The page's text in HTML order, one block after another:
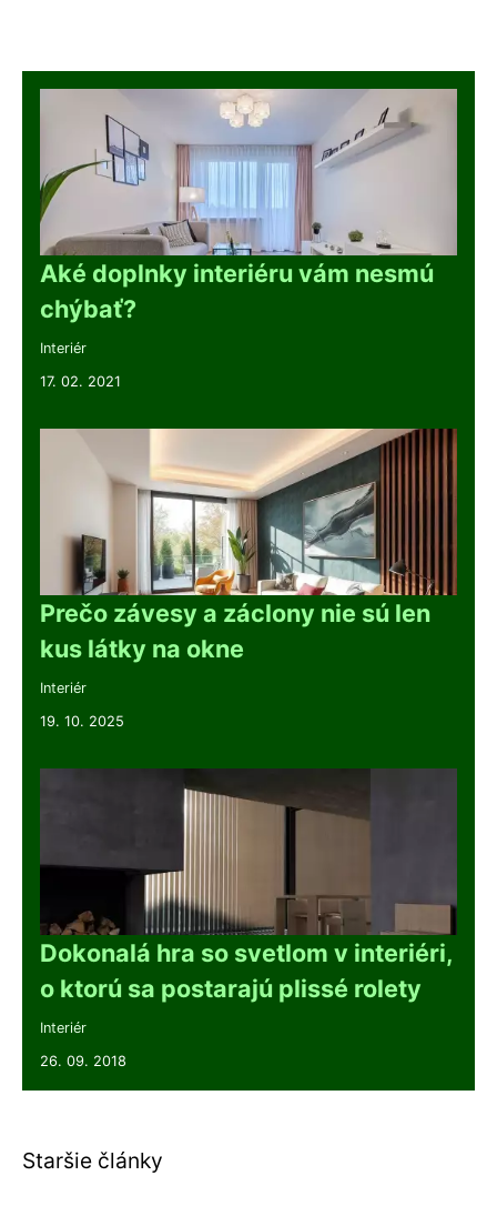
Aké doplnky interiéru vám nesmú
chýbať?
Interiér
17. 02. 2021
Prečo závesy a záclony nie sú len
kus látky na okne
Interiér
19. 10. 2025
Dokonalá hra so svetlom v interiéri,
o ktorú sa postarajú plissé rolety
Interiér
26. 09. 2018
Staršie články